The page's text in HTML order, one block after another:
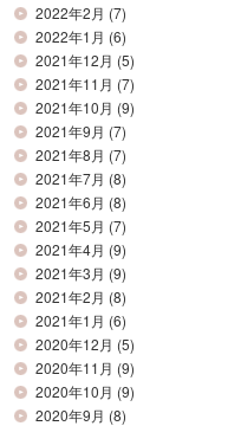
2022年2月 (7)
2022年1月 (6)
2021年12月 (5)
2021年11月 (7)
2021年10月 (9)
2021年9月 (7)
2021年8月 (7)
2021年7月 (8)
2021年6月 (8)
2021年5月 (7)
2021年4月 (9)
2021年3月 (9)
2021年2月 (8)
2021年1月 (6)
2020年12月 (5)
2020年11月 (9)
2020年10月 (9)
2020年9月 (8)